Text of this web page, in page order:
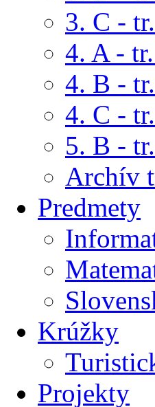
3. C -
4. A -
4. B -
4. C -
5. B -
Archív
Predmety
Krúžky
Projekty